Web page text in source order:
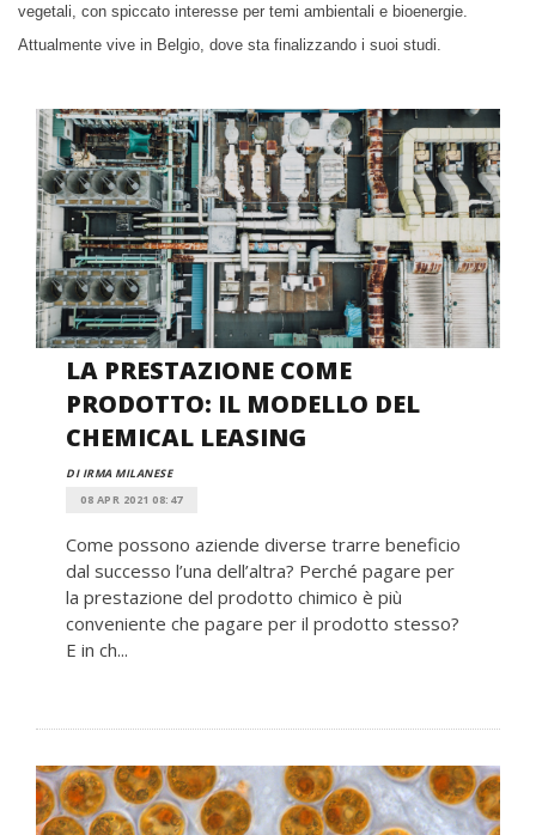
vegetali, con spiccato interesse per temi ambientali e bioenergie.
Attualmente vive in Belgio, dove sta finalizzando i suoi studi.
LA PRESTAZIONE COME
PRODOTTO: IL MODELLO DEL
CHEMICAL LEASING
DI IRMA MILANESE
08 APR 2021 08:47
Come possono aziende diverse trarre beneficio
dal successo l’una dell’altra? Perché pagare per
la prestazione del prodotto chimico è più
conveniente che pagare per il prodotto stesso?
E in ch...